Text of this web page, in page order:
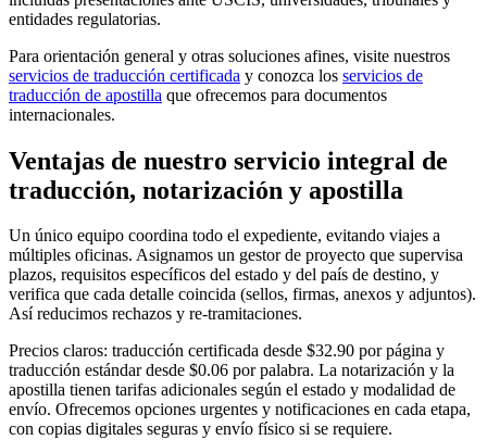
entidades regulatorias.
Para orientación general y otras soluciones afines, visite nuestros
servicios de traducción certificada y conozca los servicios de
traducción de apostilla que ofrecemos para documentos
internacionales.
Ventajas de nuestro servicio integral de
traducción, notarización y apostilla
Un único equipo coordina todo el expediente, evitando viajes a
múltiples oficinas. Asignamos un gestor de proyecto que supervisa
plazos, requisitos específicos del estado y del país de destino, y
verifica que cada detalle coincida (sellos, firmas, anexos y adjuntos).
Así reducimos rechazos y re-tramitaciones.
Precios claros: traducción certificada desde $32.90 por página y
traducción estándar desde $0.06 por palabra. La notarización y la
apostilla tienen tarifas adicionales según el estado y modalidad de
envío. Ofrecemos opciones urgentes y notificaciones en cada etapa,
con copias digitales seguras y envío físico si se requiere.